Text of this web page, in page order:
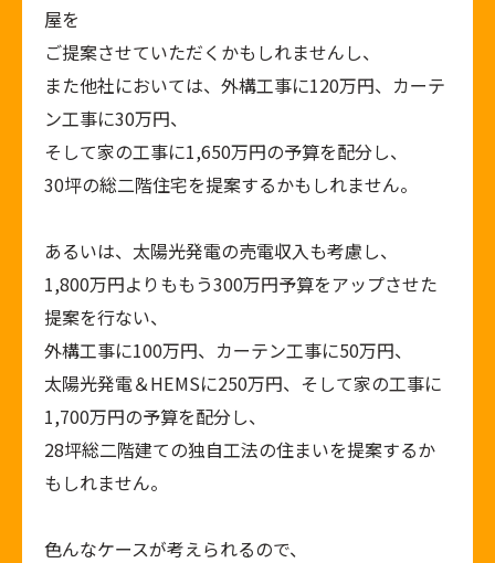
屋を
ご提案させていただくかもしれませんし、
また他社においては、外構工事に120万円、カーテ
ン工事に30万円、
そして家の工事に1,650万円の予算を配分し、
30坪の総二階住宅を提案するかもしれません。
あるいは、太陽光発電の売電収入も考慮し、
1,800万円よりももう300万円予算をアップさせた
提案を行ない、
外構工事に100万円、カーテン工事に50万円、
太陽光発電＆HEMSに250万円、そして家の工事に
1,700万円の予算を配分し、
28坪総二階建ての独自工法の住まいを提案するか
もしれません。
色んなケースが考えられるので、